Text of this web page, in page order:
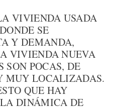
VIVIENDA USADA
SE
Y DEMANDA,
VIVIENDA NUEVA
SON POCAS, DE
MUY LOCALIZADAS.
QUE HAY
DINÁMICA DE